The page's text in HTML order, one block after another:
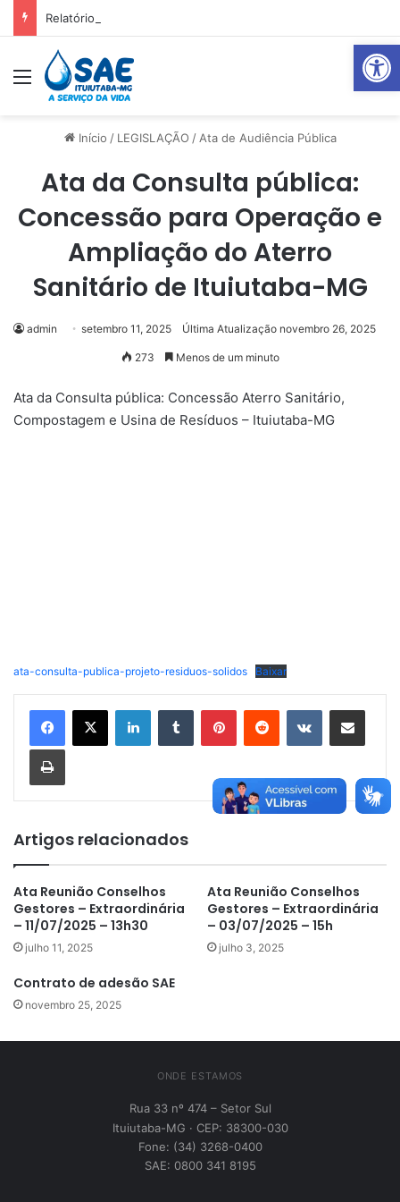
Abrir
Relatório Mensal Janeiro – Qualidade da Água Tratada
Menu
Início / LEGISLAÇÃO / Ata de Audiência Pública
Ata da Consulta pública:
Concessão para Operação e
Ampliação do Aterro
Sanitário de Ituiutaba-MG
admin setembro 11, 2025 Última Atualização novembro 26, 2025
273 Menos de um minuto
Ata da Consulta pública: Concessão Aterro Sanitário,
Compostagem e Usina de Resíduos – Ituiutaba-MG
ata-consulta-publica-projeto-residuos-solidos Baixar
LinkedinTumblr PinterestReddit VK Compartilhar via e-mail
Imprimir
Artigos relacionados
Ata Reunião Conselhos
Gestores – Extraordinária
– 11/07/2025 – 13h30
julho 11, 2025
Ata Reunião Conselhos
Gestores – Extraordinária
– 03/07/2025 – 15h
julho 3, 2025
Contrato de adesão SAE
novembro 25, 2025
ONDE ESTAMOS
Rua 33 nº 474 – Setor Sul
Ituiutaba-MG · CEP: 38300-030
Fone: (34) 3268-0400
SAE: 0800 341 8195